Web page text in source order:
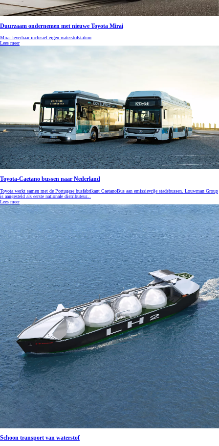
Duurzaam ondernemen met nieuwe Toyota Mirai
Mirai leverbaar inclusief eigen waterstofstation
Lees meer
Toyota-Caetano bussen naar Nederland
Toyota werkt samen met de Portugese busfabrikant CaetanoBus aan emissievrije stadsbussen. Louwman Group
is aangesteld als eerste nationale distributeur...
Lees meer
Schoon transport van waterstof